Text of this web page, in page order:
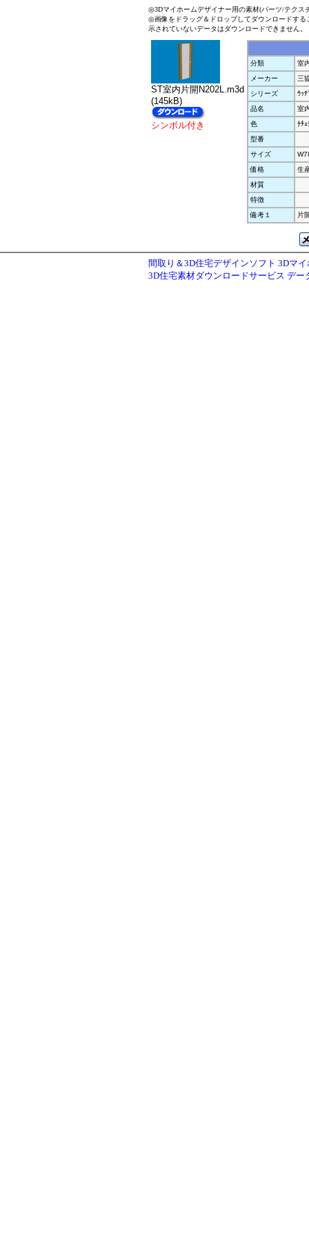
◎3Dマイホームデザイナー用の素材(パーツ/テクス
◎画像をドラッグ＆ドロップしてダウンロードす
示されていないデータはダウンロードできません。
ST室内片開N202L.m3d
(145kB)
シンボル付き
分類
室
メーカー
三
シリーズ
ｳｯﾃ
品名
室
色
ﾅﾁｭ
型番
サイズ
価格
生
材質
特徴
備考１
片
間取り＆3D住宅デザインソフト 3Dマ
3D住宅素材ダウンロードサービス デー